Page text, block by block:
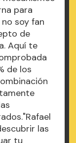
para
soy fan
de
Aquí te
de los
las
tu